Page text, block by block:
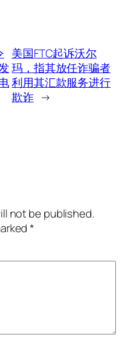
美国FTC起诉沃尔
玛，指其放任诈骗者
利用其汇款服务进行
欺诈 →
not be published.
*